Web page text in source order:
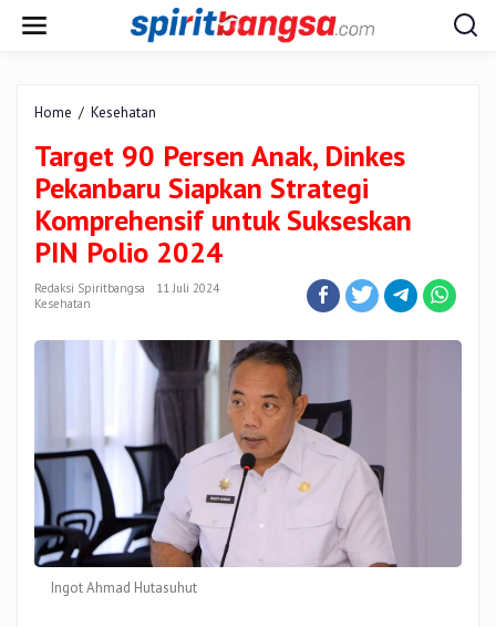
Home / Kesehatan
Persen
Anak,
Dinkes
Pekanbaru
Strategi
Komprehensif
PIN
Polio
2024
Target 90 Persen Anak, Dinkes
Pekanbaru Siapkan Strategi
Komprehensif untuk Sukseskan
PIN Polio 2024
Redaksi Spiritbangsa
11 Juli 2024
Kesehatan
Ingot Ahmad Hutasuhut